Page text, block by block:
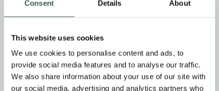
Consent Details About
This website uses cookies
We use cookies to personalise content and ads, to
provide social media features and to analyse our traffic.
We also share information about your use of our site with
our social media, advertising and analytics partners who
4 jaar geleden
Lieve familie Vlug We wensen jullie veel sterkte en
Goddelijke troost de komende tijd. Ook al weten we
waar hij heen is en de mooie leeftijd die hij mocht